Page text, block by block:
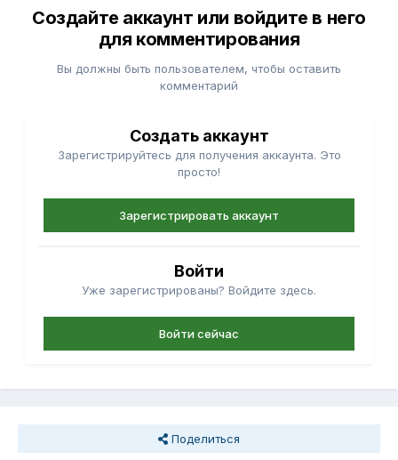
Создайте аккаунт или войдите в него
для комментирования
Вы должны быть пользователем, чтобы оставить
комментарий
Создать аккаунт
Зарегистрируйтесь для получения аккаунта. Это
просто!
Зарегистрировать аккаунт
Войти
Уже зарегистрированы? Войдите здесь.
Войти сейчас
Поделиться